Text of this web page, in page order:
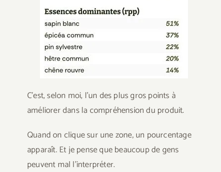
C’est, selon moi, l’un des plus gros points à
améliorer dans la compréhension du produit.
Quand on clique sur une zone, un pourcentage
apparaît. Et je pense que beaucoup de gens
peuvent mal l’interpréter.